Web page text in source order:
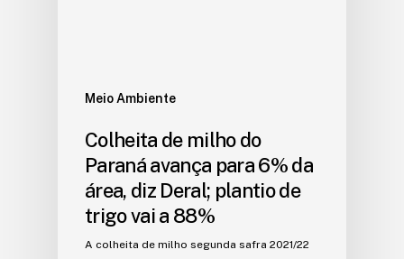
Meio Ambiente
Colheita de milho do
Paraná avança para 6% da
área, diz Deral; plantio de
trigo vai a 88%
A colheita de milho segunda safra 2021/22